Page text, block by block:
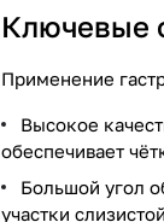
Ключевые
Применение
Высокое
обеспечивает
Большой угол
участки